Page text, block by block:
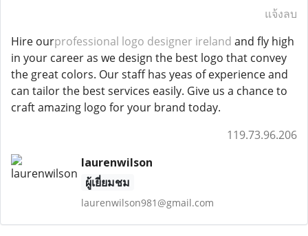
แจ้งลบ
Hire ourprofessional logo designer ireland and fly high
in your career as we design the best logo that convey
the great colors. Our staff has yeas of experience and
can tailor the best services easily. Give us a chance to
craft amazing logo for your brand today.
119.73.96.206
laurenwilson
ผู้เยี่ยมชม
laurenwilson981@gmail.com